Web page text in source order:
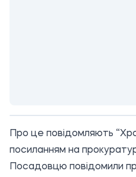
Про це повідомляють
посиланням на
Посадовцю повідомили